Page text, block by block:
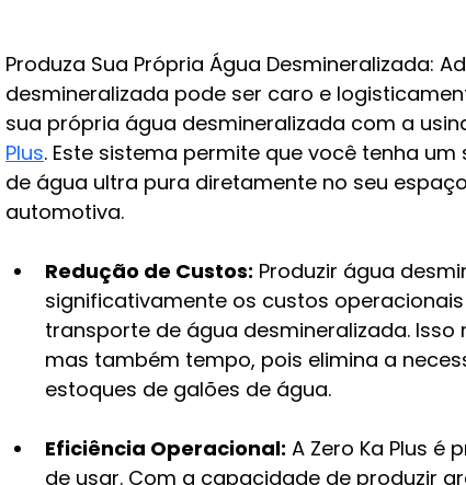
Produza Sua Própria Água Desmineralizada:
desmineralizada pode ser caro e
sua própria água desmineralizada com a
Plus. Este sistema permite que você tenha
de água ultra pura diretamente no seu
automotiva.
Redução de Custos: Produzir água
significativamente os custos
transporte de água desmineralizada.
mas também tempo, pois elimina a
estoques de galões de água.
Eficiência Operacional: A Zero Ka Plus é
de usar. Com a capacidade de produzir